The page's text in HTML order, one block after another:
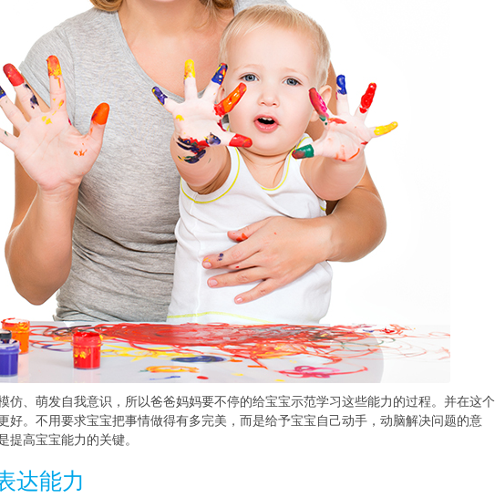
仿、萌发自我意识，所以爸爸妈妈要不停的给宝宝示范学习这些能力的过程。并在这个
好。不用要求宝宝把事情做得有多完美，而是给予宝宝自己动手，动脑解决问题的意
提高宝宝能力的关键。
达能力